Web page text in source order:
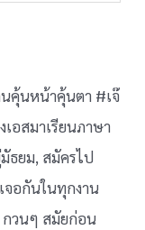
คุ้นหน้าคุ้นตา #เจ๊
เอสมาเรียนภาษา
ธยม, สมัครไป
จอกันในทุกงาน
กวนๆ สมัยก่อน